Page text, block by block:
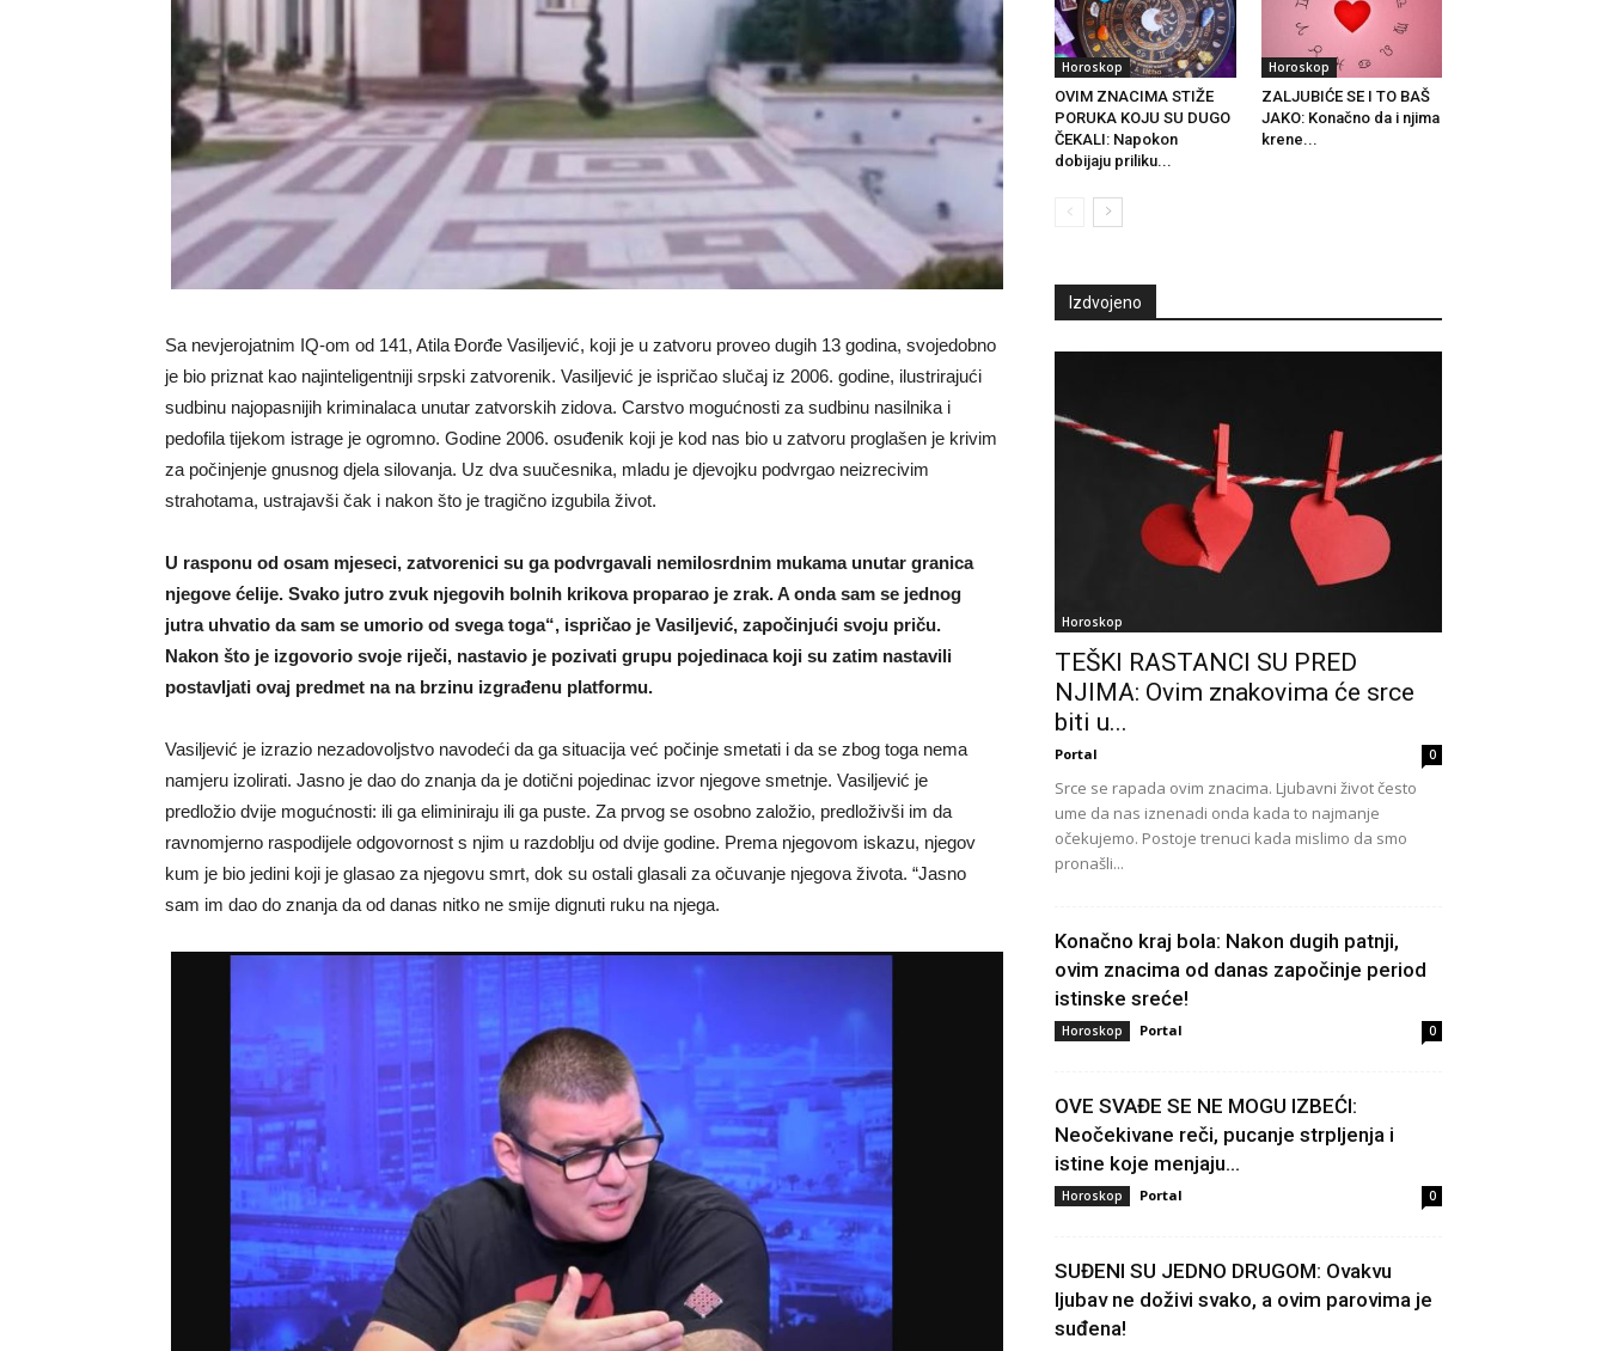
Sa nevjerojatnim IQ-om od 141, Atila Đorđe Vasiljević, koji je u zatvoru proveo dugih 13 godina, svojedobno
je bio priznat kao najinteligentniji srpski zatvorenik. Vasiljević je ispričao slučaj iz 2006. godine, ilustrirajući
sudbinu najopasnijih kriminalaca unutar zatvorskih zidova. Carstvo mogućnosti za sudbinu nasilnika i
pedofila tijekom istrage je ogromno. Godine 2006. osuđenik koji je kod nas bio u zatvoru proglašen je krivim
za počinjenje gnusnog djela silovanja. Uz dva suučesnika, mladu je djevojku podvrgao neizrecivim
strahotama, ustrajavši čak i nakon što je tragično izgubila život.
U rasponu od osam mjeseci, zatvorenici su ga podvrgavali nemilosrdnim mukama unutar granica
njegove ćelije. Svako jutro zvuk njegovih bolnih krikova proparao je zrak. A onda sam se jednog
jutra uhvatio da sam se umorio od svega toga“, ispričao je Vasiljević, započinjući svoju priču.
Nakon što je izgovorio svoje riječi, nastavio je pozivati ​​grupu pojedinaca koji su zatim nastavili
postavljati ovaj predmet na na brzinu izgrađenu platformu.
Vasiljević je izrazio nezadovoljstvo navodeći da ga situacija već počinje smetati i da se zbog toga nema
namjeru izolirati. Jasno je dao do znanja da je dotični pojedinac izvor njegove smetnje. Vasiljević je
predložio dvije mogućnosti: ili ga eliminiraju ili ga puste. Za prvog se osobno založio, predloživši im da
ravnomjerno raspodijele odgovornost s njim u razdoblju od dvije godine. Prema njegovom iskazu, njegov
kum je bio jedini koji je glasao za njegovu smrt, dok su ostali glasali za očuvanje njegova života. “Jasno
sam im dao do znanja da od danas nitko ne smije dignuti ruku na njega.
Horoskop
OVIM ZNACIMA STIŽE
PORUKA KOJU SU DUGO
ČEKALI: Napokon
dobijaju priliku...
Horoskop
ZALJUBIĆE SE I TO BAŠ
JAKO: Konačno da i njima
krene...
Izdvojeno
Horoskop
TEŠKI RASTANCI SU PRED
NJIMA: Ovim znakovima će srce
biti u...
Portal 0
Srce se rapada ovim znacima. Ljubavni život često
ume da nas iznenadi onda kada to najmanje
očekujemo. Postoje trenuci kada mislimo da smo
pronašli...
Konačno kraj bola: Nakon dugih patnji,
ovim znacima od danas započinje period
istinske sreće!
Horoskop Portal 0
OVE SVAĐE SE NE MOGU IZBEĆI:
Neočekivane reči, pucanje strpljenja i
istine koje menjaju...
Horoskop Portal 0
SUĐENI SU JEDNO DRUGOM: Ovakvu
ljubav ne doživi svako, a ovim parovima je
suđena!